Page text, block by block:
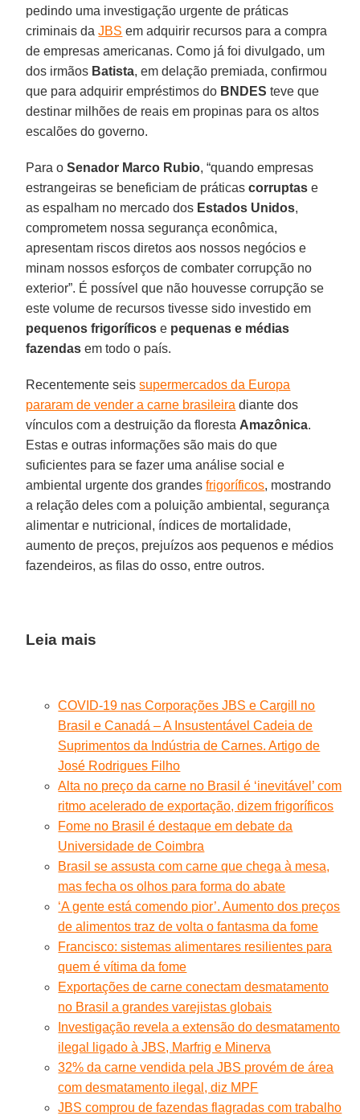
pedindo uma investigação urgente de práticas
criminais daJBS em adquirir recursos para a compra
de empresas americanas. Como já foi divulgado, um
dos irmãos Batista, em delação premiada, confirmou
que para adquirir empréstimos do BNDES teve que
destinar milhões de reais em propinas para os altos
escalões do governo.
Para oSenador Marco Rubio, “quando empresas
estrangeiras se beneficiam de práticascorruptas e
as espalham no mercado dos Estados Unidos,
comprometem nossa segurança econômica,
apresentam riscos diretos aos nossos negócios e
minam nossos esforços de combater corrupção no
exterior”. É possível que não houvesse corrupção se
este volume de recursos tivesse sido investido em
pequenos frigoríficos e pequenas e médias
fazendas em todo o país.
Recentemente seissupermercados da Europa
pararam de vender a carne brasileira diante dos
vínculos com a destruição da floresta Amazônica.
Estas e outras informações são mais do que
suficientes para se fazer uma análise social e
ambiental urgente dos grandesfrigoríficos, mostrando
a relação deles com a poluição ambiental, segurança
alimentar e nutricional, índices de mortalidade,
aumento de preços, prejuízos aos pequenos e médios
fazendeiros, as filas do osso, entre outros.
Leia mais
COVID-19 nas Corporações JBS e Cargill no
Brasil e Canadá – A Insustentável Cadeia de
Suprimentos da Indústria de Carnes. Artigo de
José Rodrigues Filho
Alta no preço da carne no Brasil é ‘inevitável’ com
ritmo acelerado de exportação, dizem frigoríficos
Fome no Brasil é destaque em debate da
Universidade de Coimbra
Brasil se assusta com carne que chega à mesa,
mas fecha os olhos para forma do abate
‘A gente está comendo pior’. Aumento dos preços
de alimentos traz de volta o fantasma da fome
Francisco: sistemas alimentares resilientes para
quem é vítima da fome
Exportações de carne conectam desmatamento
no Brasil a grandes varejistas globais
Investigação revela a extensão do desmatamento
ilegal ligado à JBS, Marfrig e Minerva
32% da carne vendida pela JBS provém de área
com desmatamento ilegal, diz MPF
JBS comprou de fazendas flagradas com trabalho